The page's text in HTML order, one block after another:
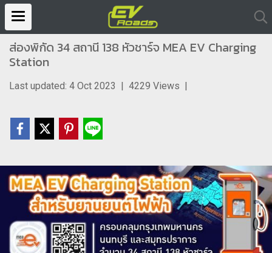
ส่องพิกัด 34 สถานี 138 หัวชาร์จ MEA EV Charging
Station
Last updated: 4 Oct 2023 | 4229 Views |